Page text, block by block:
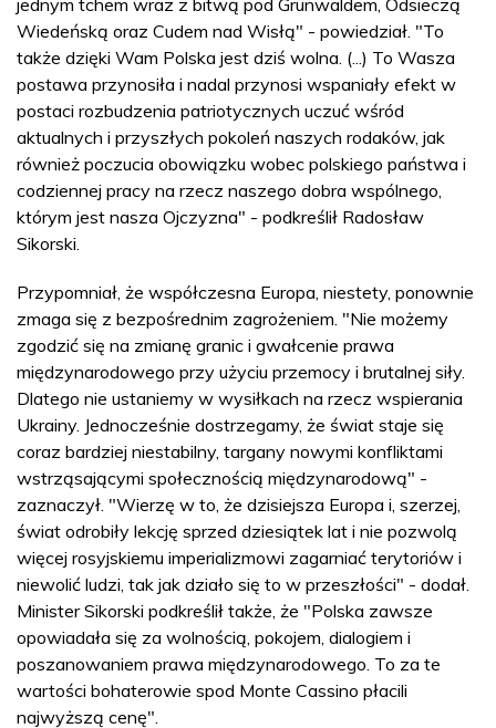
Wiedeńską oraz Cudem nad Wisłą" - powiedział. "To
także dzięki Wam Polska jest dziś wolna. (...) To Wasza
postawa przynosiła i nadal przynosi wspaniały efekt w
postaci rozbudzenia patriotycznych uczuć wśród
aktualnych i przyszłych pokoleń naszych rodaków, jak
również poczucia obowiązku wobec polskiego państwa i
codziennej pracy na rzecz naszego dobra wspólnego,
którym jest nasza Ojczyzna" - podkreślił Radosław
Sikorski.
Przypomniał, że współczesna Europa, niestety, ponownie
zmaga się z bezpośrednim zagrożeniem. "Nie możemy
zgodzić się na zmianę granic i gwałcenie prawa
międzynarodowego przy użyciu przemocy i brutalnej siły.
Dlatego nie ustaniemy w wysiłkach na rzecz wspierania
Ukrainy. Jednocześnie dostrzegamy, że świat staje się
coraz bardziej niestabilny, targany nowymi konfliktami
wstrząsającymi społecznością międzynarodową" -
zaznaczył. "Wierzę w to, że dzisiejsza Europa i, szerzej,
świat odrobiły lekcję sprzed dziesiątek lat i nie pozwolą
więcej rosyjskiemu imperializmowi zagarniać terytoriów i
niewolić ludzi, tak jak działo się to w przeszłości" - dodał.
Minister Sikorski podkreślił także, że "Polska zawsze
opowiadała się za wolnością, pokojem, dialogiem i
poszanowaniem prawa międzynarodowego. To za te
wartości bohaterowie spod Monte Cassino płacili
najwyższą cenę".